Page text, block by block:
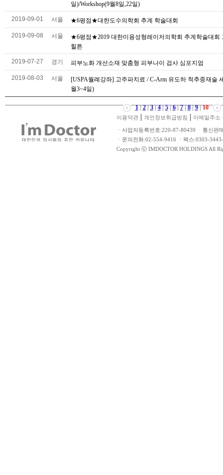
일)/Workshop(9월8일,22일)
2019-09-01 서울 ★6평점★대한도수의학회 추계 학술대회
2019-09-08 서울
★6평점★2019 대한미용성형레이저의학회 추계학술대회
힐튼
2019-07-27 경기 피부노화 개선소재 맞춤형 피부나이 검사 심포지엄
2019-08-03 서울
[USPA월례강좌] 고주파치료 / C-Arm 유도하 척추중재술
월3~4일)
1|2|3|4|5|6|7|8|9|10
이용약관 | 개인정보취급방침 | 이메일주소
ㆍ사업자등록번호:220-87-80439 ㆍ통신판
ㆍ문의전화:02-554-9416 ㆍ팩스:0303-
Copyright ⓒ IMDOCTOR HOLDINGS All